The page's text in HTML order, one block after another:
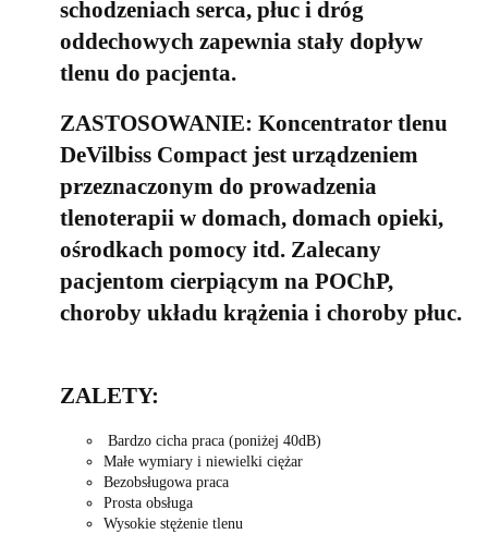
schodzeniach serca, płuc i dróg
oddechowych zapewnia stały dopływ
tlenu do pacjenta.
ZASTOSOWANIE: Koncentrator tlenu
DeVilbiss Compact jest urządzeniem
przeznaczonym do prowadzenia
tlenoterapii w domach, domach opieki,
ośrodkach pomocy itd. Zalecany
pacjentom cierpiącym na POChP,
choroby układu krążenia i choroby płuc.
ZALETY:
Bardzo cicha praca (poniżej 40dB)
Małe wymiary i niewielki ciężar
Bezobsługowa praca
Prosta obsługa
Wysokie stężenie tlenu